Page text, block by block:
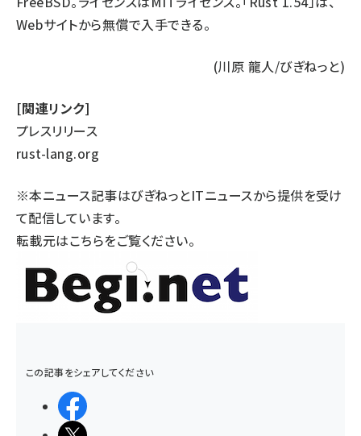
Webサイトから無償で入手できる。
(川原 龍人/びぎねっと)
[関連リンク]
プレスリリース
rust-lang.org
※本ニュース記事はびぎねっとITニュースから提供を受け
て配信しています。
転載元はこちらをご覧ください。
この記事をシェアしてください